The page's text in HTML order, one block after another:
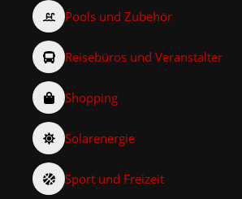
Pools und Zubehör
Reisebüros und Veranstalter
Shopping
Solarenergie
Sport und Freizeit